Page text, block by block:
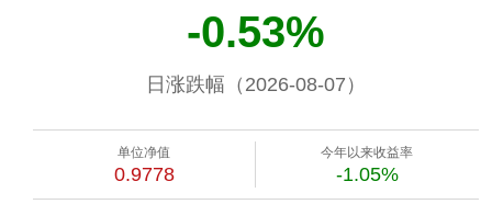
-0.53%
日涨跌幅（2026-08-07）
单位净值
0.9778
今年以来收益率
-1.05%